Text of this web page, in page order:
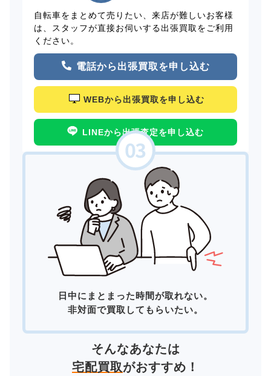
自転車をまとめて売りたい、来店が難しいお客様
は、スタッフが直接お伺いする出張買取をご利用
ください。
電話から出張買取を申し込む
WEBから出張買取を申し込む
LINEから出張査定を申し込む
日中にまとまった時間が取れない。
非対面で買取してもらいたい。
そんなあなたは
宅配買取がおすすめ！